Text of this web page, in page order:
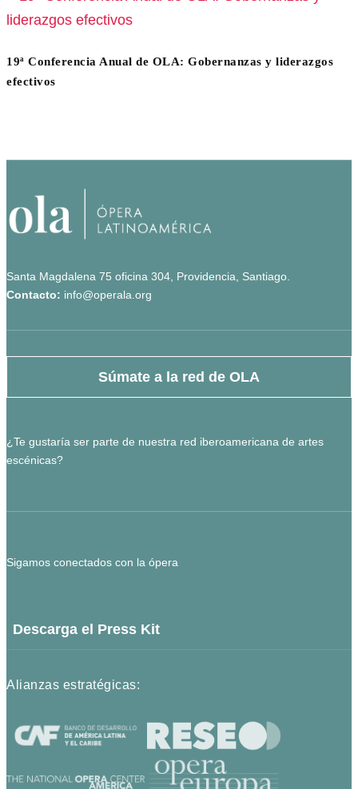
19ª Conferencia Anual de OLA: Gobernanzas y liderazgos
efectivos
Santa Magdalena 75 oficina 304, Providencia, Santiago.
Contacto: info@operala.org
Súmate a la red de OLA
¿Te gustaría ser parte de nuestra red iberoamericana de artes
escénicas?
Sigamos conectados con la ópera
Descarga el Press Kit
Alianzas estratégicas: